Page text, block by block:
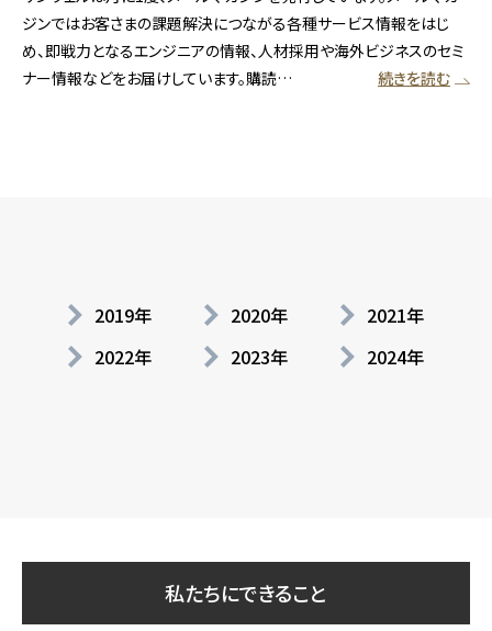
ジンではお客さまの課題解決につながる各種サービス情報をはじ
め、即戦力となるエンジニアの情報、人材採用や海外ビジネスのセミ
ナー情報などをお届けしています。購読…
続きを読む
2019年 2020年
2021年
2022年
2023年 2024年
私たちにできること